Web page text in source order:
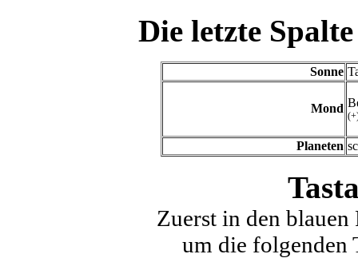
Die letzte
Sonne
Mond
Planeten
Zuerst in den
um die folgenden